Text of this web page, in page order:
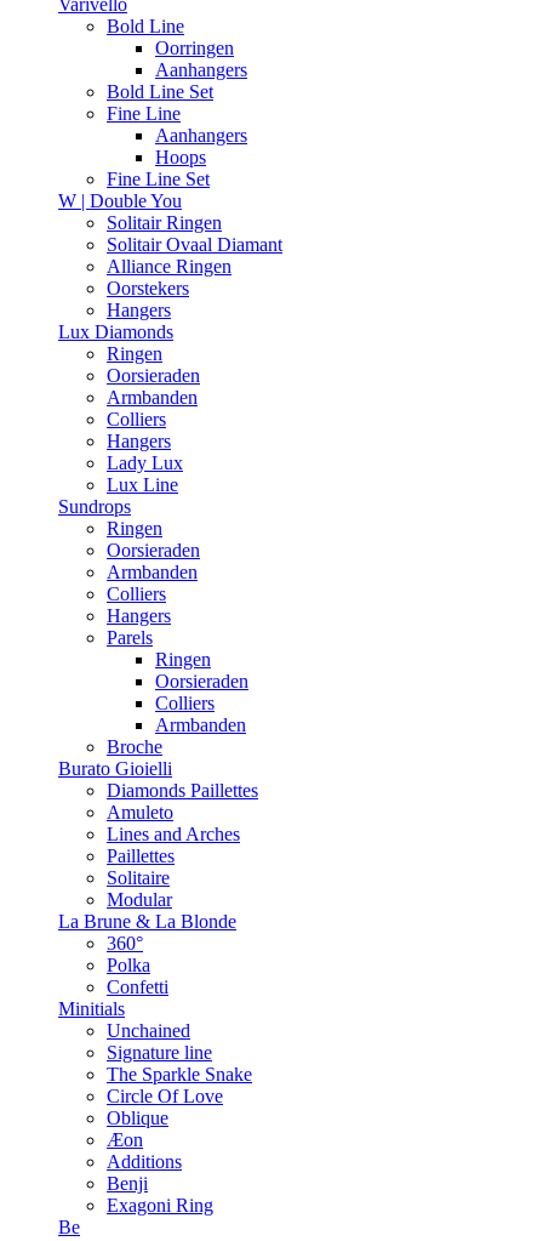
Varivello
Bold Line
Oorringen
Aanhangers
Bold Line Set
Fine Line
Aanhangers
Hoops
Fine Line Set
W | Double You
Solitair Ringen
Solitair Ovaal Diamant
Alliance Ringen
Oorstekers
Hangers
Lux Diamonds
Ringen
Oorsieraden
Armbanden
Colliers
Hangers
Lady Lux
Lux Line
Sundrops
Ringen
Oorsieraden
Armbanden
Colliers
Hangers
Parels
Ringen
Oorsieraden
Colliers
Armbanden
Broche
Burato Gioielli
Diamonds Paillettes
Amuleto
Lines and Arches
Paillettes
Solitaire
Modular
La Brune & La Blonde
360°
Polka
Confetti
Minitials
Unchained
Signature line
The Sparkle Snake
Circle Of Love
Oblique
Æon
Additions
Benji
Exagoni Ring
Be